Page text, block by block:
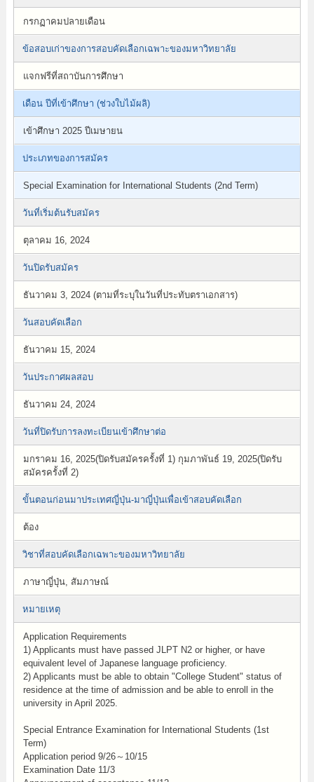
กรกฏาคมปลายเดือน
ข้อสอบเก่าของการสอบคัดเลือกเฉพาะของมหาวิทยาลัย
แจกฟรีที่สถาบันการศึกษา
เดือน ปีที่เข้าศึกษา (ช่วงใบไม้ผลิ)
เข้าศึกษา 2025 ปีเมษายน
ประเภทของการสมัคร
Special Examination for International Students (2nd Term)
วันที่เริ่มต้นรับสมัคร
ตุลาคม 16, 2024
วันปิดรับสมัคร
ธันวาคม 3, 2024 (ตามที่ระบุในวันที่ประทับตราเอกสาร)
วันสอบคัดเลือก
ธันวาคม 15, 2024
วันประกาศผลสอบ
ธันวาคม 24, 2024
วันที่ปิดรับการลงทะเบียนเข้าศึกษาต่อ
มกราคม 16, 2025(ปิดรับสมัครครั้งที่ 1) กุมภาพันธ์ 19, 2025(ปิดรับ
สมัครครั้งที่ 2)
ขั้นตอนก่อนมาประเทศญี่ปุ่น-มาญี่ปุ่นเพื่อเข้าสอบคัดเลือก
ต้อง
วิชาที่สอบคัดเลือกเฉพาะของมหาวิทยาลัย
ภาษาญี่ปุ่น, สัมภาษณ์
หมายเหตุ
Application Requirements
1) Applicants must have passed JLPT N2 or higher, or have
equivalent level of Japanese language proficiency.
2) Applicants must be able to obtain "College Student" status of
residence at the time of admission and be able to enroll in the
university in April 2025.
Special Entrance Examination for International Students (1st
Term)
Application period 9/26～10/15
Examination Date 11/3